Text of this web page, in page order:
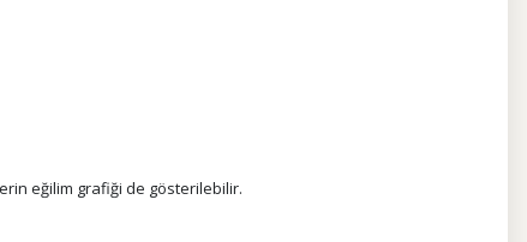
eğilim grafiği de gösterilebilir.